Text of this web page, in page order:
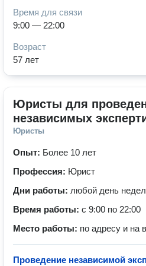
Время для связи
9:00 — 22:00
Возраст
57 лет
Юристы для
независимых
Юристы
Опыт: Более 10 лет
Профессия: Юрист
Дни работы: любой день
Время работы: с 9:00 по 22:00
Место работы: по адресу и на
Проведение независимой